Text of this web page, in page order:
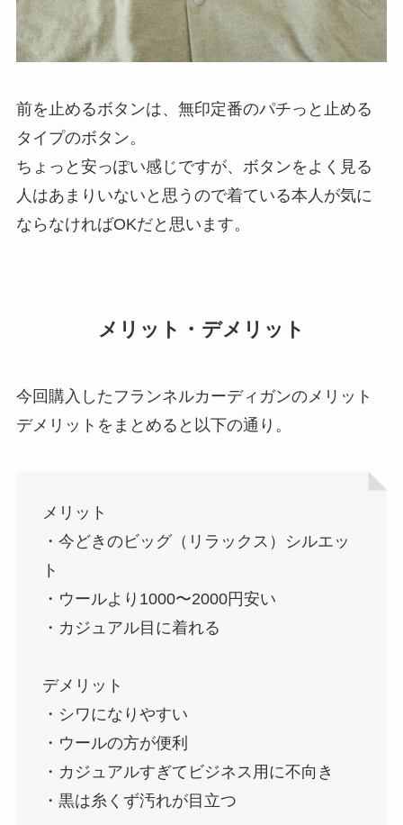
前を止めるボタンは、無印定番のパチっと止める
タイプのボタン。
ちょっと安っぽい感じですが、ボタンをよく見る
人はあまりいないと思うので着ている本人が気に
ならなければOKだと思います。
メリット・デメリット
今回購入したフランネルカーディガンのメリット
デメリットをまとめると以下の通り。
メリット
・今どきのビッグ（リラックス）シルエッ
ト
・ウールより1000〜2000円安い
・カジュアル目に着れる
デメリット
・シワになりやすい
・ウールの方が便利
・カジュアルすぎてビジネス用に不向き
・黒は糸くず汚れが目立つ